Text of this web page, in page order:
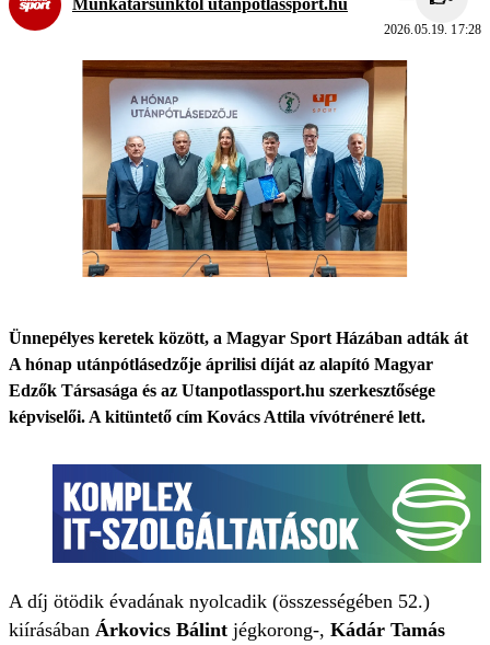
Munkatársunktól utanpotlassport.hu
2026.05.19. 17:28
Ünnepélyes keretek között, a Magyar Sport Házában adták át
A hónap utánpótlásedzője áprilisi díját az alapító Magyar
Edzők Társasága és az Utanpotlassport.hu szerkesztősége
képviselői. A kitüntető cím Kovács Attila vívótréneré lett.
A díj ötödik évadának nyolcadik (összességében 52.)
kiírásában Árkovics Bálint jégkorong-, Kádár Tamás